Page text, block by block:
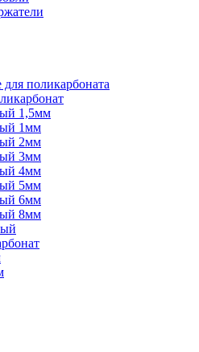
поликарбоната
1,5мм
1мм
2мм
3мм
4мм
5мм
6мм
8мм